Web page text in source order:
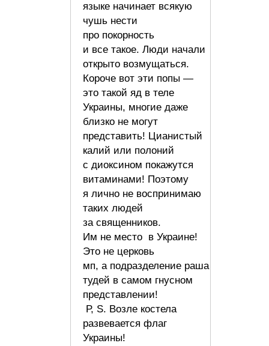
языке начинает всякую
чушь нести
про покорность
и все такое. Люди начали
открыто возмущаться.
Короче вот эти попы —
это такой яд в теле
Украины, многие даже
близко не могут
представить! Цианистый
калий или полоний
с диоксином покажутся
витаминами! Поэтому
я лично не воспринимаю
таких людей
за священников.
Им не место в Украине!
Это не церковь
мп, а подразделение раша
тудей в самом гнусном
представлении!
Р, S. Возле костела
развевается флаг
Украины!